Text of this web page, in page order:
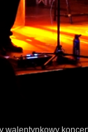
samorządu
w Muzeum
najlepszych
w